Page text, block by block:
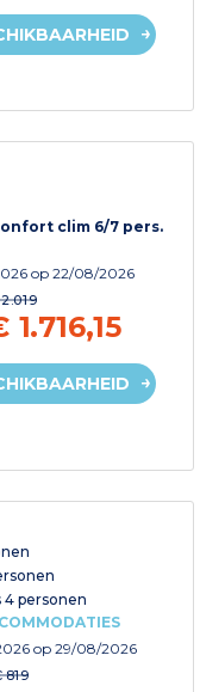
clim 6/7 pers.
op 22/08/2026
1.716,15
4 personen
op 29/08/2026
819